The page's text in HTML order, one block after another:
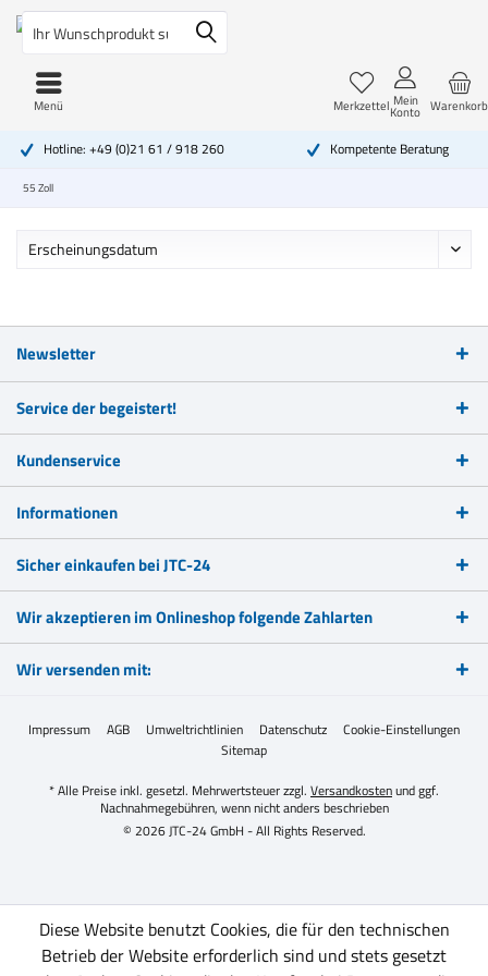
Hotline: +49 (0)21 61 / 918 260 Kompetente Beratung
Warenkorb
Merkzettel Mein
Konto
Menü
55 Zoll
Newsletter
Service der begeistert!
Kundenservice
Informationen
Sicher einkaufen bei JTC-24
Wir akzeptieren im Onlineshop folgende Zahlarten
Wir versenden mit:
Impressum AGB Umweltrichtlinien Datenschutz
Cookie-Einstellungen
Sitemap
* Alle Preise inkl. gesetzl. Mehrwertsteuer zzgl. Versandkostenund ggf.
Nachnahmegebühren, wenn nicht anders beschrieben
© 2026 JTC-24 GmbH - All Rights Reserved.
Diese Website benutzt Cookies, die für den technischen
Betrieb der Website erforderlich sind und stets gesetzt